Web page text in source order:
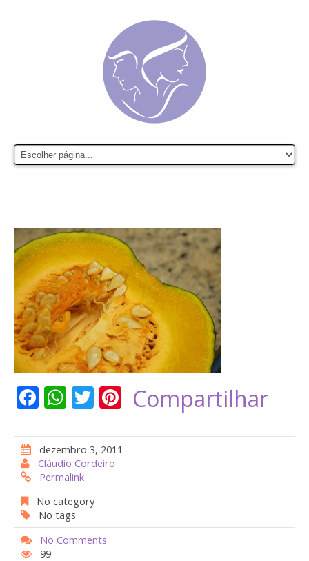
F
e
b
o
o
k
W
at
s
A
p
p
T
itt
er
Pi
er
st
Compartilhar
dezembro 3, 2011
Cláudio Cordeiro
Permalink
No category
No tags
No Comments
99